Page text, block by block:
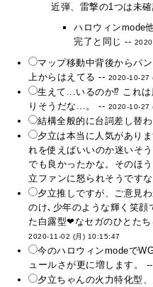
近弾、雷撃の1つは未
ハロウィンmode
完了と同じ --
マップ移動中背後からパ
上からはえてる -- 2020-10-27
生えて...いるのか⁉ これ
りそうだな...。 -- 2020-10-27
結構全般的に台詞差し替
夕立は本当に人気があり
れを使えばいいのか迷いそ
でも良かったかな。そのほ
立ファンに怒られそうです
夕立推しですが、ご意見
のけ､少年のような輝く笑顔
た白露型❤なセガのひとた
2020-11-02 (月) 10:15:47
今のハロウィンmodeで
ュールさが更に増します。
夕立ちゃんの火力特化型